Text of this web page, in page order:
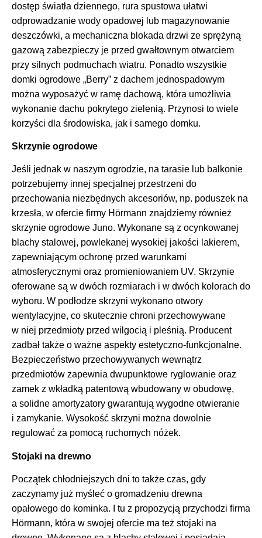
dostęp światła dziennego, rura spustowa ułatwi
odprowadzanie wody opadowej lub magazynowanie
deszczówki, a mechaniczna blokada drzwi ze sprężyną
gazową zabezpieczy je przed gwałtownym otwarciem
przy silnych podmuchach wiatru. Ponadto wszystkie
domki ogrodowe „Berry” z dachem jednospadowym
można wyposażyć w ramę dachową, która umożliwia
wykonanie dachu pokrytego zielenią. Przynosi to wiele
korzyści dla środowiska, jak i samego domku.
Skrzynie ogrodowe
Jeśli jednak w naszym ogrodzie, na tarasie lub balkonie
potrzebujemy innej specjalnej przestrzeni do
przechowania niezbędnych akcesoriów, np. poduszek na
krzesła, w ofercie firmy Hörmann znajdziemy również
skrzynie ogrodowe Juno. Wykonane są z ocynkowanej
blachy stalowej, powlekanej wysokiej jakości lakierem,
zapewniającym ochronę przed warunkami
atmosferycznymi oraz promieniowaniem UV. Skrzynie
oferowane są w dwóch rozmiarach i w dwóch kolorach do
wyboru. W podłodze skrzyni wykonano otwory
wentylacyjne, co skutecznie chroni przechowywane
w niej przedmioty przed wilgocią i pleśnią. Producent
zadbał także o ważne aspekty estetyczno-funkcjonalne.
Bezpieczeństwo przechowywanych wewnątrz
przedmiotów zapewnia dwupunktowe ryglowanie oraz
zamek z wkładką patentową wbudowany w obudowę,
a solidne amortyzatory gwarantują wygodne otwieranie
i zamykanie. Wysokość skrzyni można dowolnie
regulować za pomocą ruchomych nóżek.
Stojaki na drewno
Początek chłodniejszych dni to także czas, gdy
zaczynamy już myśleć o gromadzeniu drewna
opałowego do kominka. I tu z propozycją przychodzi firma
Hörmann, która w swojej ofercie ma też stojaki na